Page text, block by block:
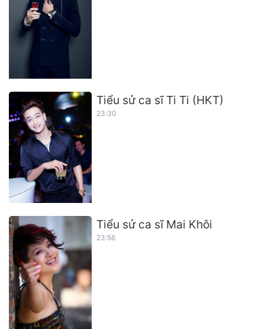
Tiểu sử ca sĩ Ti Ti (HKT)
23:30
Tiểu sử ca sĩ Mai Khôi
23:56